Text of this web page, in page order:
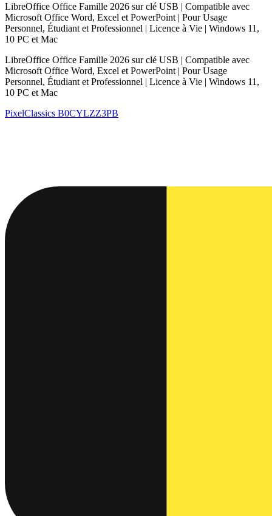
LibreOffice Office Famille 2026 sur clé USB | Compatible avec
Microsoft Office Word, Excel et PowerPoint | Pour Usage
Personnel, Étudiant et Professionnel | Licence à Vie | Windows 11,
10 PC et Mac
LibreOffice Office Famille 2026 sur clé USB | Compatible avec
Microsoft Office Word, Excel et PowerPoint | Pour Usage
Personnel, Étudiant et Professionnel | Licence à Vie | Windows 11,
10 PC et Mac
PixelClassics B0CYLZZ3PB